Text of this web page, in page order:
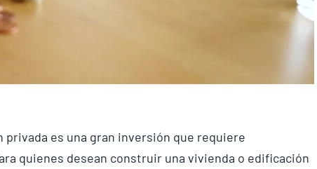
es una gran inversión que requiere
quienes desean construir una vivienda o edificación